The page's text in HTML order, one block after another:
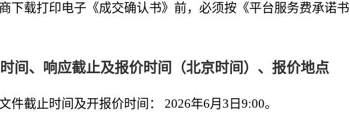
商下载打印电子《成交确认书》前，必须按《平台服务费承诺
间、响应截止及报价时间（北京时间）、报价地点
件截止时间及开报价时间： 2026年6月 3 日 9:00。